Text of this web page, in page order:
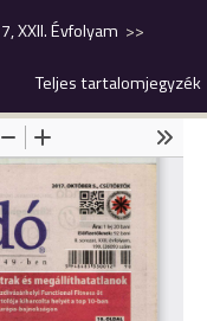
XXII. Évfolyam
Teljes tartalomjegyzék